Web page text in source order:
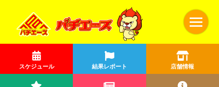
スケジュール 結果レポート 店舗情報